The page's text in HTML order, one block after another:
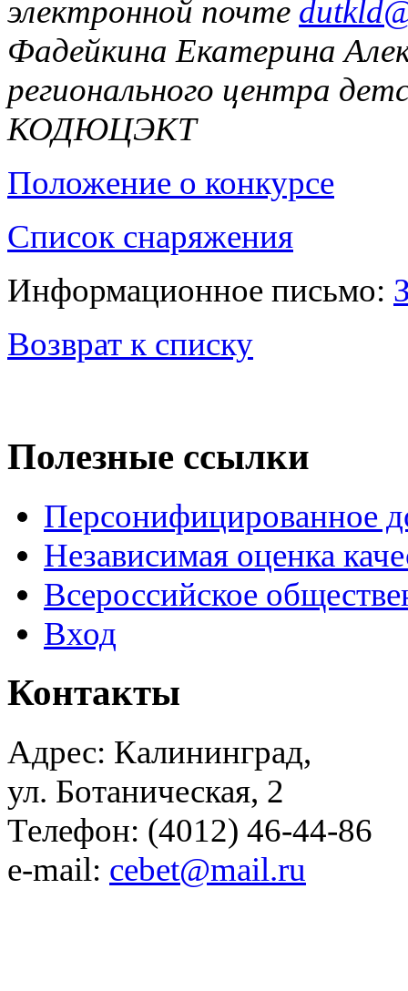
электронной почте
Фадейкина Екатерина
регионального центра
КОДЮЦЭКТ
Положение о конкурсе
Список снаряжения
Информационное письмо:
Возврат к списку
Полезные ссылки
Персонифицированное
Независимая оценка
Всероссийское
Вход
Контакты
Адрес: Калининград,
ул. Ботаническая, 2
Телефон: (4012) 46-44-86
e-mail: cebet@mail.ru